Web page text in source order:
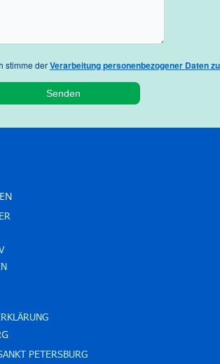
stimme derVerarbeitung personenbezogener Daten zu
PETERSBURG